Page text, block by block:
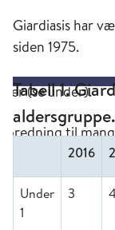
Giardiasis har
siden 1975.
Tabell 1.
aldersgruppe.
2016
Under
1
3